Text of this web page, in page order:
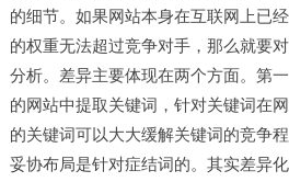
的细节。如果网站本身在互联网上已
的权重无法超过竞争对手，那么就要
分析。差异主要体现在两个方面。第
的网站中提取关键词，针对关键词在
的关键词可以大大缓解关键词的竞争
妥协布局是针对症结词的。其实差异